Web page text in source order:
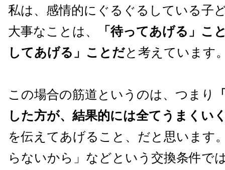
私は、感情的にぐるぐるしている子
大事なことは、
「待ってあげる」こ
してあげる」ことだと考えています
この場合の筋道というのは、つまり
した方が、結果的には全てうまくい
を伝えてあげること、だと思います
らないから」などという交換条件で